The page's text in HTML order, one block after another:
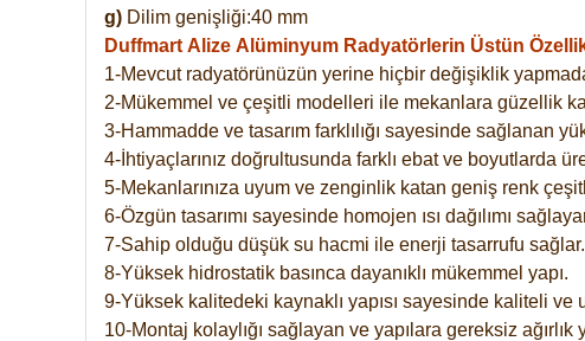
g) Dilim genişliği:40 mm
Duffmart Alize Alüminyum Radyatörlerin Üstün
1-Mevcut radyatörünüzün yerine hiçbir değişiklik
2-Mükemmel ve çeşitli modelleri ile mekanlara güzellik
3-Hammadde ve tasarım farklılığı sayesinde sağlanan
4-İhtiyaçlarınız doğrultusunda farklı ebat ve boyutlarda
5-Mekanlarınıza uyum ve zenginlik katan geniş renk
6-Özgün tasarımı sayesinde homojen ısı dağılımı
7-Sahip olduğu düşük su hacmi ile enerji tasarrufu sağlar.
8-Yüksek hidrostatik basınca dayanıklı mükemmel yapı.
9-Yüksek kalitedeki kaynaklı yapısı sayesinde kaliteli ve
10-Montaj kolaylığı sağlayan ve yapılara gereksiz ağırlık